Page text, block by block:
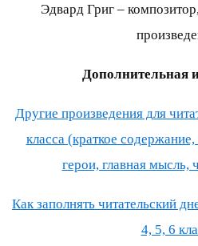
Эдвард Григ –
Дополнительная
Другие произведения для
класса (краткое
герои, главная мысль,
Как заполнять читательский
4, 5, 6